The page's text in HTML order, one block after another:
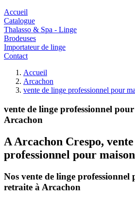
Accueil
Catalogue
Thalasso & Spa - Linge
Brodeuses
Importateur de linge
Contact
Accueil
Arcachon
vente de linge professionnel pour
vente de linge professionnel
Arcachon
A Arcachon Crespo,
professionnel pour
Nos vente de linge professionnel
retraite à Arcachon